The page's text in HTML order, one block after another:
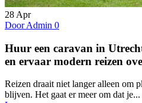
28 Apr
Door Admin 0
Huur een caravan in
en ervaar modern reizen
Reizen draait niet langer alleen om
blijven. Het gaat er meer om dat je...